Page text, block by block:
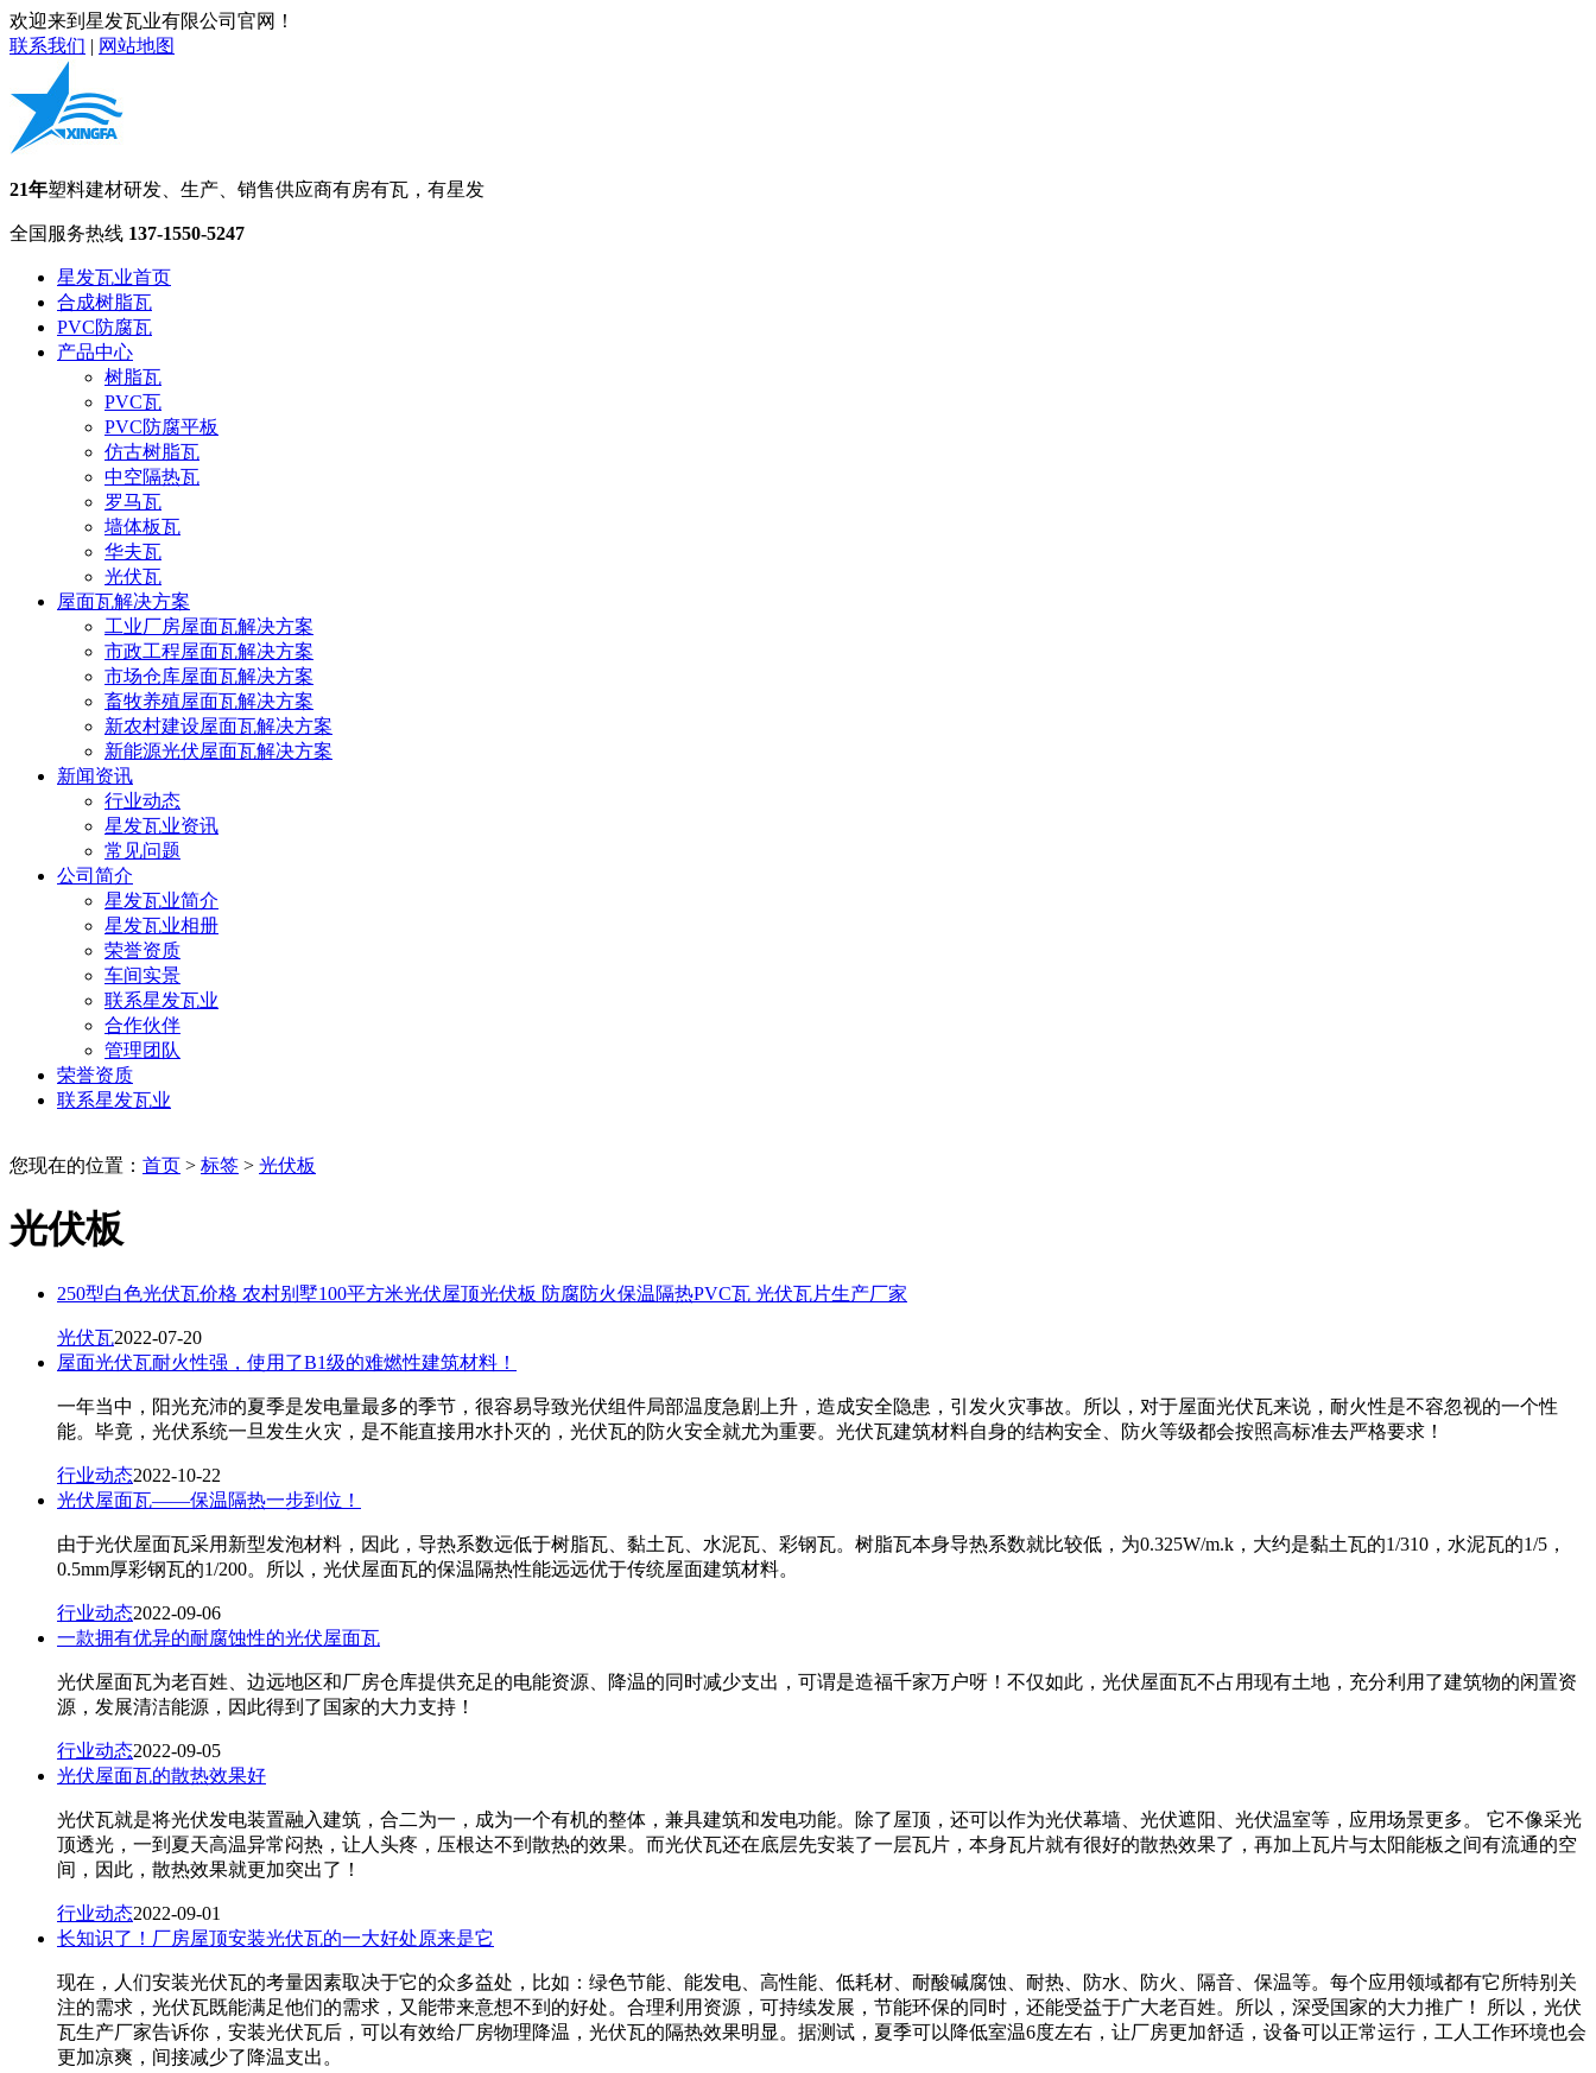
欢迎来到星发瓦业有限公司官网！
联系我们 | 网站地图
21年塑料建材研发、生产、销售供应商有房有瓦，有星发
全国服务热线 137-1550-5247
星发瓦业首页
合成树脂瓦
PVC防腐瓦
产品中心
树脂瓦
PVC瓦
PVC防腐平板
仿古树脂瓦
中空隔热瓦
罗马瓦
墙体板瓦
华夫瓦
光伏瓦
屋面瓦解决方案
工业厂房屋面瓦解决方案
市政工程屋面瓦解决方案
市场仓库屋面瓦解决方案
畜牧养殖屋面瓦解决方案
新农村建设屋面瓦解决方案
新能源光伏屋面瓦解决方案
新闻资讯
行业动态
星发瓦业资讯
常见问题
公司简介
星发瓦业简介
星发瓦业相册
荣誉资质
车间实景
联系星发瓦业
合作伙伴
管理团队
荣誉资质
联系星发瓦业
您现在的位置： 首页 > 标签 > 光伏板
光伏板
250型白色光伏瓦价格 农村别墅100平方米光伏屋顶光伏板 防腐防火保温隔热PVC瓦 光伏瓦片生产厂家
光伏瓦2022-07-20
屋面光伏瓦耐火性强，使用了B1级的难燃性建筑材料！
一年当中，阳光充沛的夏季是发电量最多的季节，很容易导致光伏组件局部温度急剧上升，造成安全隐患，引发火灾事故。所以，对于屋面光伏瓦来说，耐火性是不容忽视的一个性
能。毕竟，光伏系统一旦发生火灾，是不能直接用水扑灭的，光伏瓦的防火安全就尤为重要。光伏瓦建筑材料自身的结构安全、防火等级都会按照高标准去严格要求！
行业动态2022-10-22
光伏屋面瓦——保温隔热一步到位！
由于光伏屋面瓦采用新型发泡材料，因此，导热系数远低于树脂瓦、黏土瓦、水泥瓦、彩钢瓦。树脂瓦本身导热系数就比较低，为0.325W/m.k，大约是黏土瓦的1/310，水泥瓦的1/5，
0.5mm厚彩钢瓦的1/200。所以，光伏屋面瓦的保温隔热性能远远优于传统屋面建筑材料。
行业动态2022-09-06
一款拥有优异的耐腐蚀性的光伏屋面瓦
光伏屋面瓦为老百姓、边远地区和厂房仓库提供充足的电能资源、降温的同时减少支出，可谓是造福千家万户呀！不仅如此，光伏屋面瓦不占用现有土地，充分利用了建筑物的闲置资
源，发展清洁能源，因此得到了国家的大力支持！
行业动态2022-09-05
光伏屋面瓦的散热效果好
光伏瓦就是将光伏发电装置融入建筑，合二为一，成为一个有机的整体，兼具建筑和发电功能。除了屋顶，还可以作为光伏幕墙、光伏遮阳、光伏温室等，应用场景更多。 它不像采光
顶透光，一到夏天高温异常闷热，让人头疼，压根达不到散热的效果。而光伏瓦还在底层先安装了一层瓦片，本身瓦片就有很好的散热效果了，再加上瓦片与太阳能板之间有流通的空
间，因此，散热效果就更加突出了！
行业动态2022-09-01
长知识了！厂房屋顶安装光伏瓦的一大好处原来是它
现在，人们安装光伏瓦的考量因素取决于它的众多益处，比如：绿色节能、能发电、高性能、低耗材、耐酸碱腐蚀、耐热、防水、防火、隔音、保温等。每个应用领域都有它所特别关
注的需求，光伏瓦既能满足他们的需求，又能带来意想不到的好处。合理利用资源，可持续发展，节能环保的同时，还能受益于广大老百姓。所以，深受国家的大力推广！ 所以，光伏
瓦生产厂家告诉你，安装光伏瓦后，可以有效给厂房物理降温，光伏瓦的隔热效果明显。据测试，夏季可以降低室温6度左右，让厂房更加舒适，设备可以正常运行，工人工作环境也会
更加凉爽，间接减少了降温支出。